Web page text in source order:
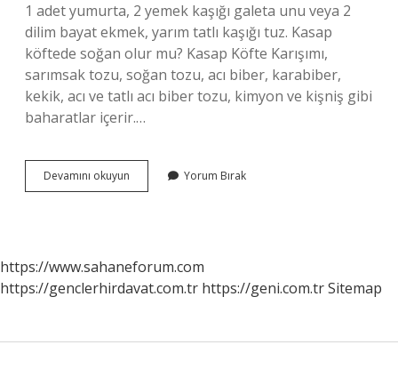
1 adet yumurta, 2 yemek kaşığı galeta unu veya 2
dilim bayat ekmek, yarım tatlı kaşığı tuz. Kasap
köftede soğan olur mu? Kasap Köfte Karışımı,
sarımsak tozu, soğan tozu, acı biber, karabiber,
kekik, acı ve tatlı acı biber tozu, kimyon ve kişniş gibi
baharatlar içerir.…
Devamını okuyun
Köfteye
Yorum Bırak
https://www.sahaneforum.com
https://genclerhirdavat.com.tr https://geni.com.trSitemap